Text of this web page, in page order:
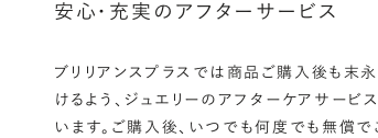
安心・充実のアフターサービス
ブリリアンスプラスでは商品ご購入後も末
けるよう、ジュエリーのアフターケアサービ
います。ご購入後、いつでも何度でも無償